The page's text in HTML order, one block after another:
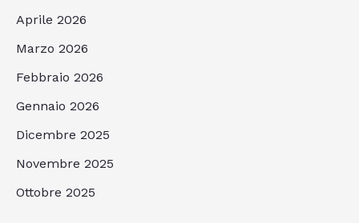
Aprile 2026
Marzo 2026
Febbraio 2026
Gennaio 2026
Dicembre 2025
Novembre 2025
Ottobre 2025